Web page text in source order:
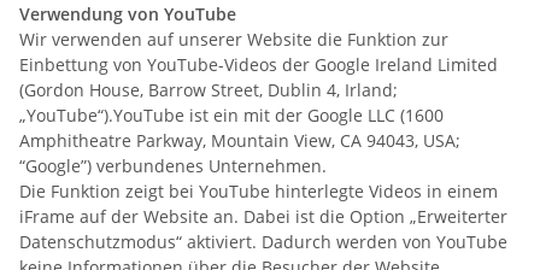
Verwendung von YouTube
Wir verwenden auf unserer Website die Funktion zur
Einbettung von YouTube-Videos der Google Ireland Limited
(Gordon House, Barrow Street, Dublin 4, Irland;
„YouTube“).YouTube ist ein mit der Google LLC (1600
Amphitheatre Parkway, Mountain View, CA 94043, USA;
“Google”) verbundenes Unternehmen.
Die Funktion zeigt bei YouTube hinterlegte Videos in einem
iFrame auf der Website an. Dabei ist die Option „Erweiterter
Datenschutzmodus“ aktiviert. Dadurch werden von YouTube